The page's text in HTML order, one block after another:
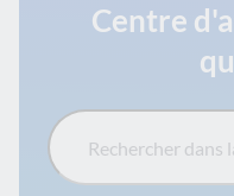
Centre
Rechercher dans la